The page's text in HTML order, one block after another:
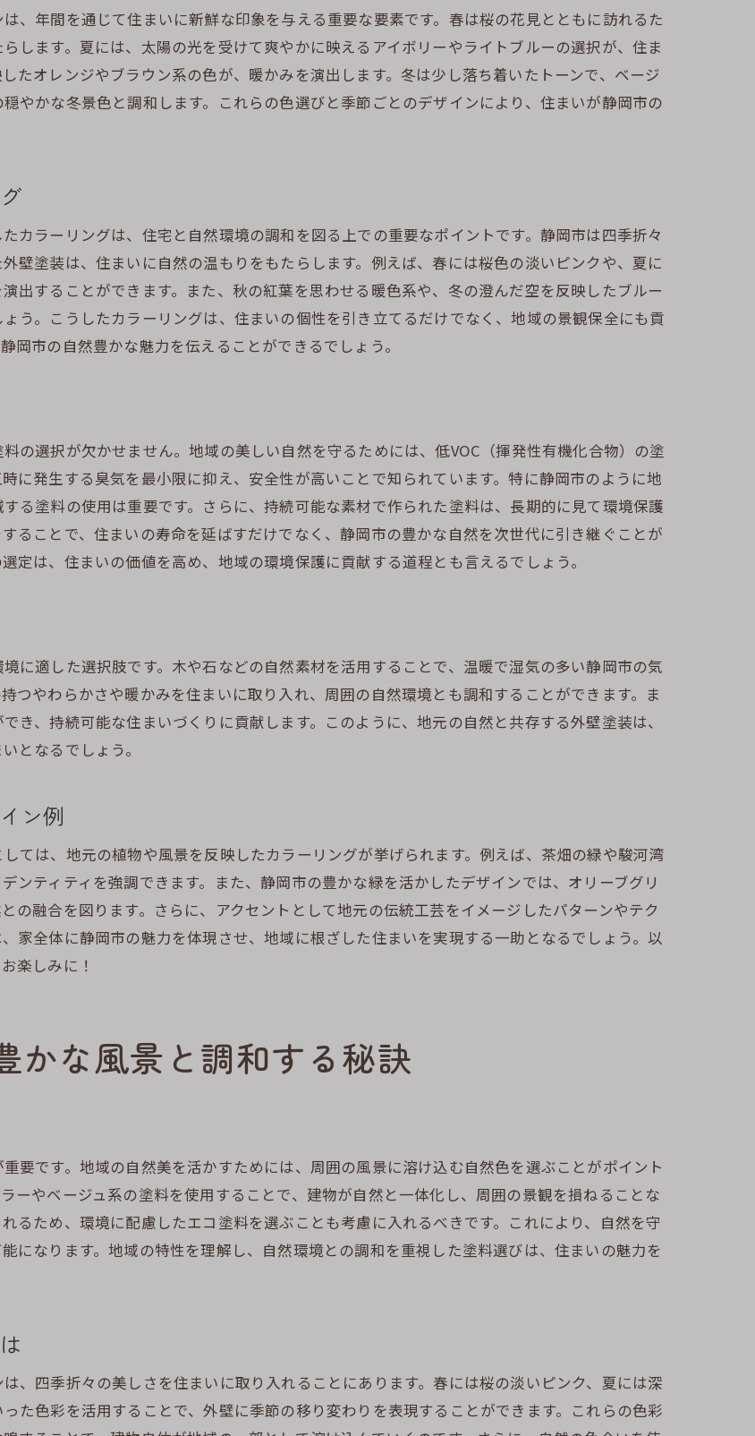
市の歴史と文化を反映する外壁塗装
エレガンスを感じる色選び
屋に合う外壁デザインの提案
美学を現代住宅に取り入れる方法
塗装で地域の魅力を高める方法
特性を生かした外壁塗装の利点
市の魅力を増幅させるデザイン要素
文化と自然を融合するデザイン事例
塗装が地域のアイデンティティになる理由
性を重視した外壁塗装の選択肢
の気候に適した素材の特徴
負荷を軽減する外壁塗装の方法
有の気候に対応するデザインの提案
の伝統を感じる色彩の使い方
市の文化を外壁に表現するアイデア
歴史を反映する塗装の技法
の外壁塗装が住まいの価値を高める理由
に溶け込むデザインの重要性
市特有の景観美を活かす方法
ブランドとしての外壁塗装の役割
の印象を変えるデザイン選び
特性を活かした塗装選び
と文化の調和を目指した外壁塗装
市の魅力を再発見するデザインアプローチ
、年間を通じて住まいに新鮮な印象を与える重要な要素です。春は桜の花見とともに訪れるた
します。夏には、太陽の光を受けて爽やかに映えるアイボリーやライトブルーの選択が、住ま
たオレンジやブラウン系の色が、暖かみを演出します。冬は少し落ち着いたトーンで、ベージ
やかな冬景色と調和します。これらの色選びと季節ごとのデザインにより、住まいが静岡市の
カラーリングは、住宅と自然環境の調和を図る上での重要なポイントです。静岡市は四季折々
壁塗装は、住まいに自然の温もりをもたらします。例えば、春には桜色の淡いピンクや、夏に
出することができます。また、秋の紅葉を思わせる暖色系や、冬の澄んだ空を反映したブルー
う。こうしたカラーリングは、住まいの個性を引き立てるだけでなく、地域の景観保全にも貢
市の自然豊かな魅力を伝えることができるでしょう。
の選択が欠かせません。地域の美しい自然を守るためには、低VOC（揮発性有機化合物）の塗
に発生する臭気を最小限に抑え、安全性が高いことで知られています。特に静岡市のように地
る塗料の使用は重要です。さらに、持続可能な素材で作られた塗料は、長期的に見て環境保護
ることで、住まいの寿命を延ばすだけでなく、静岡市の豊かな自然を次世代に引き継ぐことが
定は、住まいの価値を高め、地域の環境保護に貢献する道程とも言えるでしょう。
に適した選択肢です。木や石などの自然素材を活用することで、温暖で湿気の多い静岡市の気
つやわらかさや暖かみを住まいに取り入れ、周囲の自然環境とも調和することができます。ま
き、持続可能な住まいづくりに貢献します。このように、地元の自然と共存する外壁塗装は、
となるでしょう。
ン例
ては、地元の植物や風景を反映したカラーリングが挙げられます。例えば、茶畑の緑や駿河湾
ンティティを強調できます。また、静岡市の豊かな緑を活かしたデザインでは、オリーブグリ
の融合を図ります。さらに、アクセントとして地元の伝統工芸をイメージしたパターンやテク
家全体に静岡市の魅力を体現させ、地域に根ざした住まいを実現する一助となるでしょう。以
楽しみに！
かな風景と調和する秘訣
要です。地域の自然美を活かすためには、周囲の風景に溶け込む自然色を選ぶことがポイント
ーやベージュ系の塗料を使用することで、建物が自然と一体化し、周囲の景観を損ねることな
るため、環境に配慮したエコ塗料を選ぶことも考慮に入れるべきです。これにより、自然を守
になります。地域の特性を理解し、自然環境との調和を重視した塗料選びは、住まいの魅力を
、四季折々の美しさを住まいに取り入れることにあります。春には桜の淡いピンク、夏には深
た色彩を活用することで、外壁に季節の移り変わりを表現することができます。これらの色彩